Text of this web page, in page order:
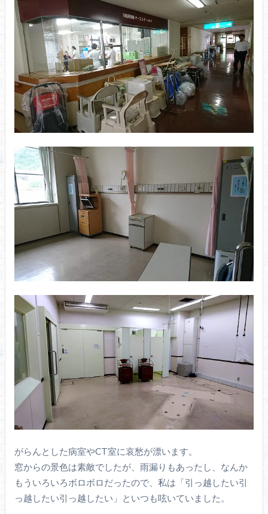
がらんとした病室やCT室に哀愁が漂います。
窓からの景色は素敵でしたが、雨漏りもあったし、なんか
もういろいろボロボロだったので、私は「引っ越したい引
っ越したい引っ越したい」といつも呟いていました。